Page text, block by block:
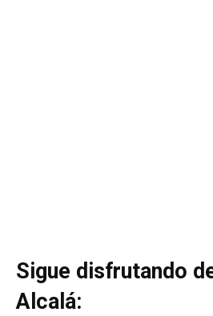
Sigue disfrutando
Alcalá: